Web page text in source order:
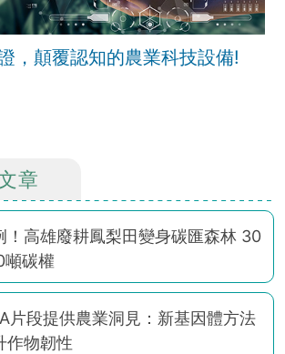
，顛覆認知的農業科技設備!
章
！高雄廢耕鳳梨田變身碳匯森林 30
碳權
片段提供農業洞見：新基因體方法
作物韌性